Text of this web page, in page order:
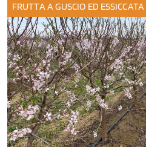
FRUTTA A GUSCIO ED ESSICCATA